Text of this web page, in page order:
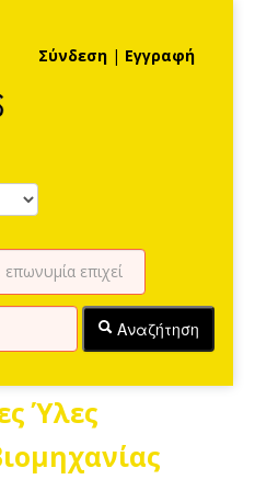
Σύνδεση | Εγγραφή
Αναζήτηση
Ύλες